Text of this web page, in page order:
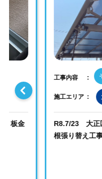
カ屋
工事内容
施工エリア
R8.7/17 河
い掃除